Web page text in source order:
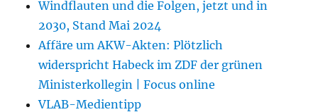
Windflauten und die Folgen, jetzt und in
2030, Stand Mai 2024
Affäre um AKW-Akten: Plötzlich
widerspricht Habeck im ZDF der grünen
Ministerkollegin | Focus online
VLAB-Medientipp